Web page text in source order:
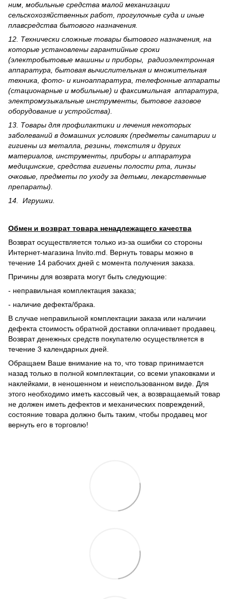
ним, мобильные средства малой механизации
сельскохозяйственных работ, прогулочные суда и иные
плавсредства бытового назначения.
12. Технически сложные товары бытового назна­чения, на
которые установлены гарантийные сроки
(электробытовые машины и приборы, радиоэлектронная
аппаратура, бытовая вычислительная и множительная
техника, фото- и киноаппаратура, телефонные аппараты
(стационарные и мобильные) и факсимильная аппаратура,
электрому­зыкальные инструменты, бытовое газовое
оборудование и устройства).
13. Товары для профилактики и лечения некоторых
заболеваний в домашних условиях (предметы санитарии и
гигиены из металла, резины, текстиля и других
материалов, инструменты, приборы и аппаратура
медицинские, средства гигиены полости рта, линзы
очковые, предметы по уходу за детьми, лекарственные
препараты).
14. Игрушки.
Обмен и возврат товара ненадлежащего качества
Возврат осуществляется только из-за ошибки со стороны
Интернет-магазина Invito.md. Вернуть товары можно в
течение 14 рабочих дней с момента получения заказа.
Причины для возврата могут быть следующие:
- неправильная комплектация заказа;
- наличие дефекта/брака.
В случае неправильной комплектации заказа или наличии
дефекта стоимость обратной доставки оплачивает продавец.
Возврат денежных средств покупателю осуществляется в
течение 3 календарных дней.
Обращаем Ваше внимание на то, что товар принимается
назад только в полной комплектации, со всеми упаковками и
наклейками, в неношенном и неиспользованном виде. Для
этого необходимо иметь кассовый чек, а возвращаемый товар
не должен иметь дефектов и механических повреждений,
состояние товара должно быть таким, чтобы продавец мог
вернуть его в торговлю!